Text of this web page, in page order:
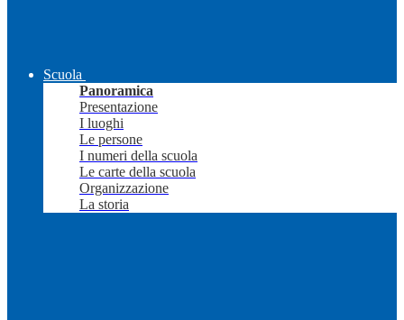
Scuola
Panoramica
Presentazione
I luoghi
Le persone
I numeri della scuola
Le carte della scuola
Organizzazione
La storia